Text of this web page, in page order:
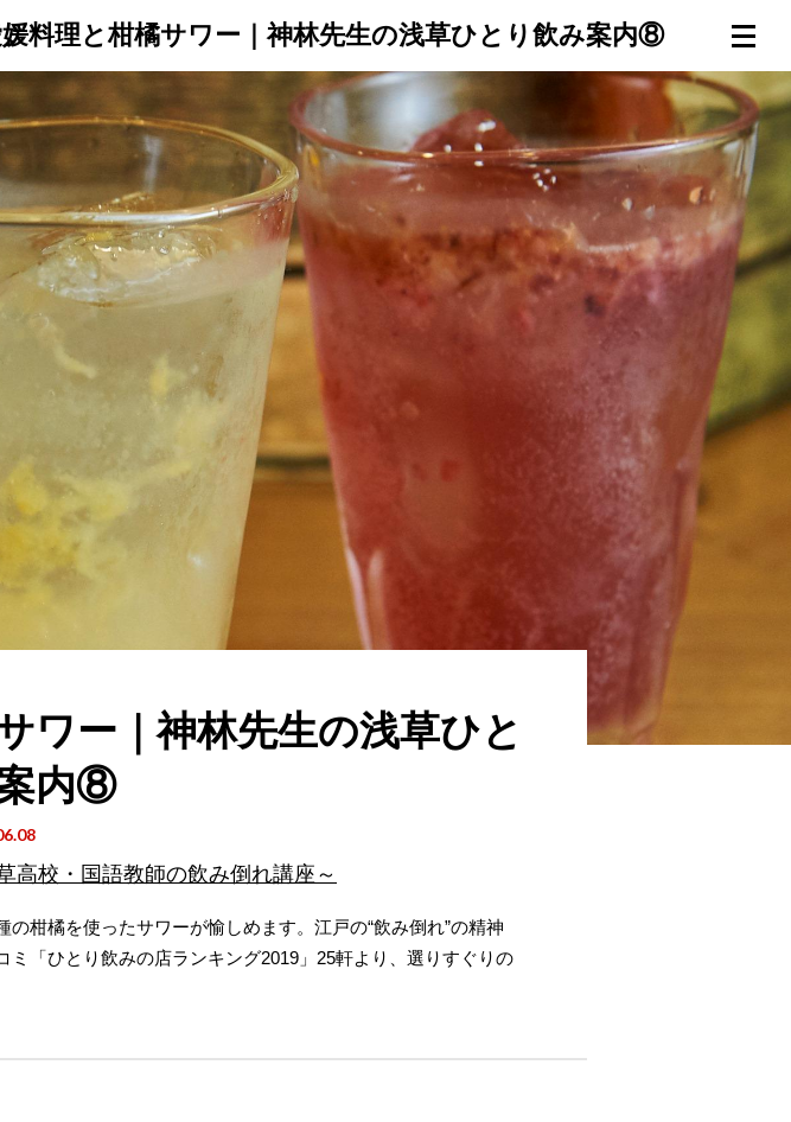
厳選！店探し 食のストーリー 連載一覧 倶楽部入会（無料） ログイン
媛料理と柑橘サワー｜神林先生の浅草ひとり飲み案内⑧
ワー｜神林先生の浅草ひと
内⑧
高校・国語教師の飲み倒れ講座～
柑橘を使ったサワーが愉しめます。江戸の“飲み倒れ”の精神
「ひとり飲みの店ランキング2019」25軒より、選りすぐりの